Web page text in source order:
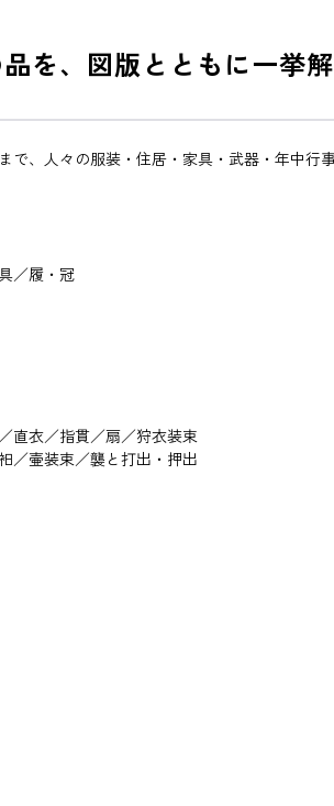
を、図版とともに一挙解
、人々の服装・住居・家具・武器・年中行
／履・冠
直衣／指貫／扇／狩衣装束
／壷装束／襲と打出・押出